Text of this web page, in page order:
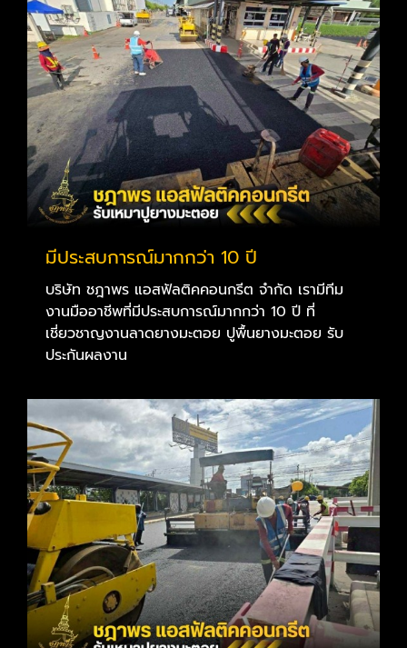
มีประสบการณ์มากกว่า 10 ปี
บริษัท ชฎาพร แอสฟัลติคคอนกรีต จำกัด เรามีทีม
งานมืออาชีพที่มีประสบการณ์มากกว่า 10 ปี ที่
เชี่ยวชาญงานลาดยางมะตอย ปูพื้นยางมะตอย รับ
ประกันผลงาน